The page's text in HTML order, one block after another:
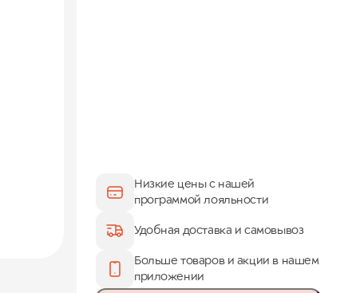
Низкие цены с нашей
программой лояльности
Удобная доставка и самовывоз
Больше товаров и акции в нашем
приложении